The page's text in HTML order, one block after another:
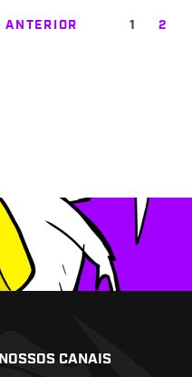
ANTERIOR 1 2
NOSSOS CANAIS